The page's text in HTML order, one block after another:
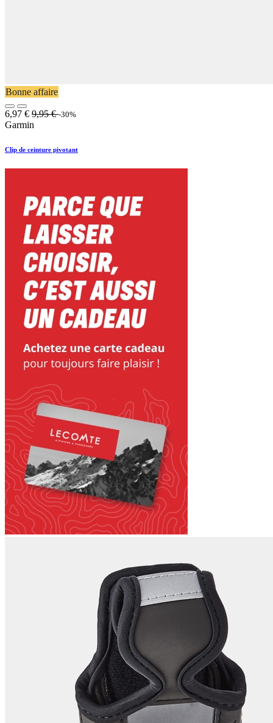
Bonne affaire
6,97 € 9,95€ -30%
Garmin
Clip de ceinture pivotant